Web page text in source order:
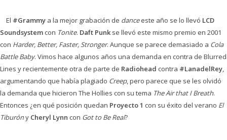
El #Grammy a la mejor grabación de danceeste año se lo llevó LCD
Soundsystem con Tonite. Daft Punk se llevó este mismo premio en 2001
con Harder, Better, Faster, Stronger. Aunque se parece demasiado a Cola
Battle Baby. Vimos hace algunos años una demanda en contra de Blurred
Lines y recientemente otra de parte de Radiohead contra #LanadelRey,
argumentando que había plagiado Creep, pero parece que se les olvidó
la demanda que hicieron The Hollies con su tema The Air that I Breath.
Entonces ¿en qué posición quedan Proyecto 1 con su éxito del verano El
Tiburóny Cheryl Lynn con Got to Be Real?